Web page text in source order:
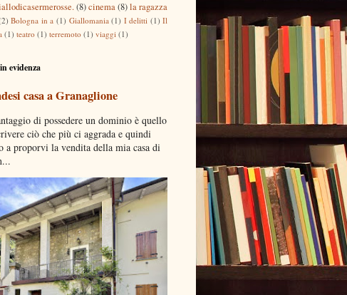
(8)cinema(8)la ragazza
Bologna in a (1) Giallomania (1) I delitti (1) Il
(1) teatro (1) terremoto (1) viaggi (1)
evidenza
casa a Granaglione
di possedere un dominio è quello
ciò che più ci aggrada e quindi
a proporvi la vendita della mia casa di